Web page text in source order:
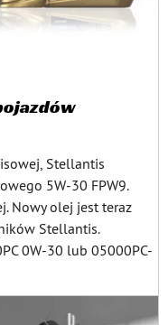
Stellantis
5W-30 FPW9.
Nowy olej jest teraz
Stellantis.
0W-30 lub 05000PC-